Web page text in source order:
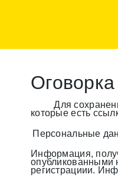
Для
которые есть
Персональные
Информация,
опубликованными
регистрациии.